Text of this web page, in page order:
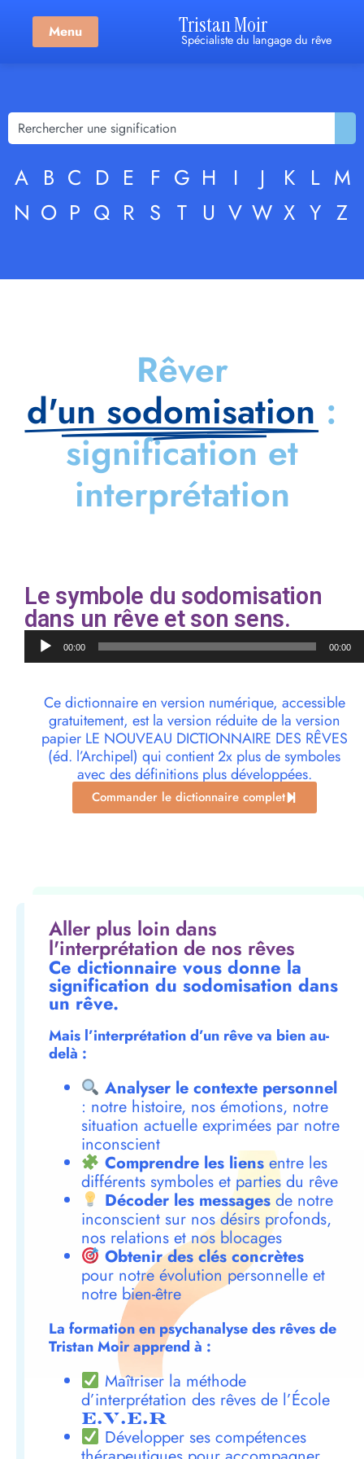
Menu Tristan Moir
Spécialiste du langage du rêve
A B C D E F G H I J K L M
N O P Q R S T U V W X Y Z
Rêver
d'un sodomisation :
signification et
interprétation
Le symbole du sodomisation
dans un rêve et son sens.
Lecteur
audio00:00 00:00
Ce dictionnaire en version numérique, accessible
gratuitement, est la version réduite de la version
papier LE NOUVEAU DICTIONNAIRE DES RÊVES
(éd. l’Archipel) qui contient 2x plus de symboles
avec des définitions plus développées.
Commander le dictionnaire complet
Aller plus loin dans
l'interprétation de nos rêves
Ce dictionnaire vous donne la
signification du sodomisation dans
un rêve.
Mais l’interprétation d’un rêve va bien au-
delà :
Analyser le contexte personnel
: notre histoire, nos émotions, notre
situation actuelle exprimées par notre
inconscient
Comprendre les liensentre les
différents symboles et parties du rêve
Décoder les messagesde notre
inconscient sur nos désirs profonds,
nos relations et nos blocages
Obtenir des clés concrètes
pour notre évolution personnelle et
notre bien-être
La formation en psychanalyse des rêves de
Tristan Moir apprend à :
Maîtriser la méthode
d’interprétation des rêves de l’École
E.V.E.R
Développer ses compétences